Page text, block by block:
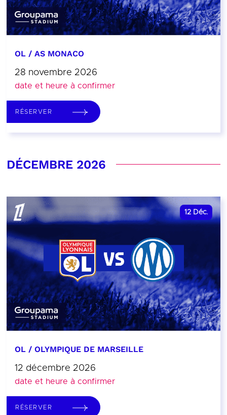
OL / AS MONACO
28 novembre 2026
date et heure à confirmer
RÉSERVER
DÉCEMBRE 2026
12 Déc.
OL / OLYMPIQUE DE MARSEILLE
12 décembre 2026
date et heure à confirmer
RÉSERVER